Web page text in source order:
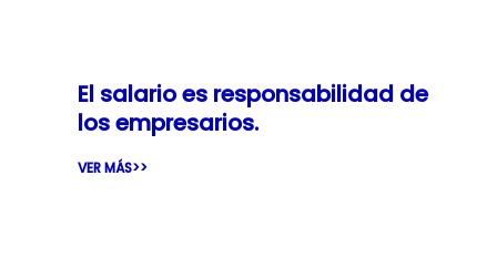
El salario es responsabilidad de
los empresarios.
VER MÁS>>